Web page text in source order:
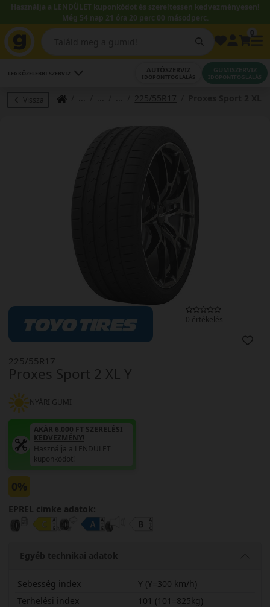
Használja a LENDÜLET kuponkódot és szereltessen kedvezményesen!
Még 54 nap 21 óra 20 perc 00 másodperc.
LEGKÖZELEBBI SZERVIZ AUTÓSZERVIZ
IDŐPONTFOGLALÁS
GUMISZERVIZ
IDŐPONTFOGLALÁS
Vissza 225/55R17
0 értékelés
Proxes Sport 2 XL Y
225/55R17
NYÁRI GUMI
AKÁR 6.000 FT SZERELÉSI
KEDVEZMÉNY!
Használja a LENDÜLET
kuponkódot!
0%
EPREL cimke adatok:
Egyéb technikai adatok
Sebesség index
Y (Y=300 km/h)
Terhelési index
101 (101=825kg)